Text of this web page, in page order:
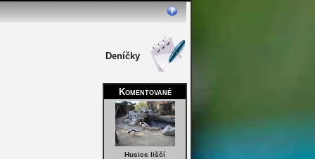
Deníčky
Komentované
Husice liščí